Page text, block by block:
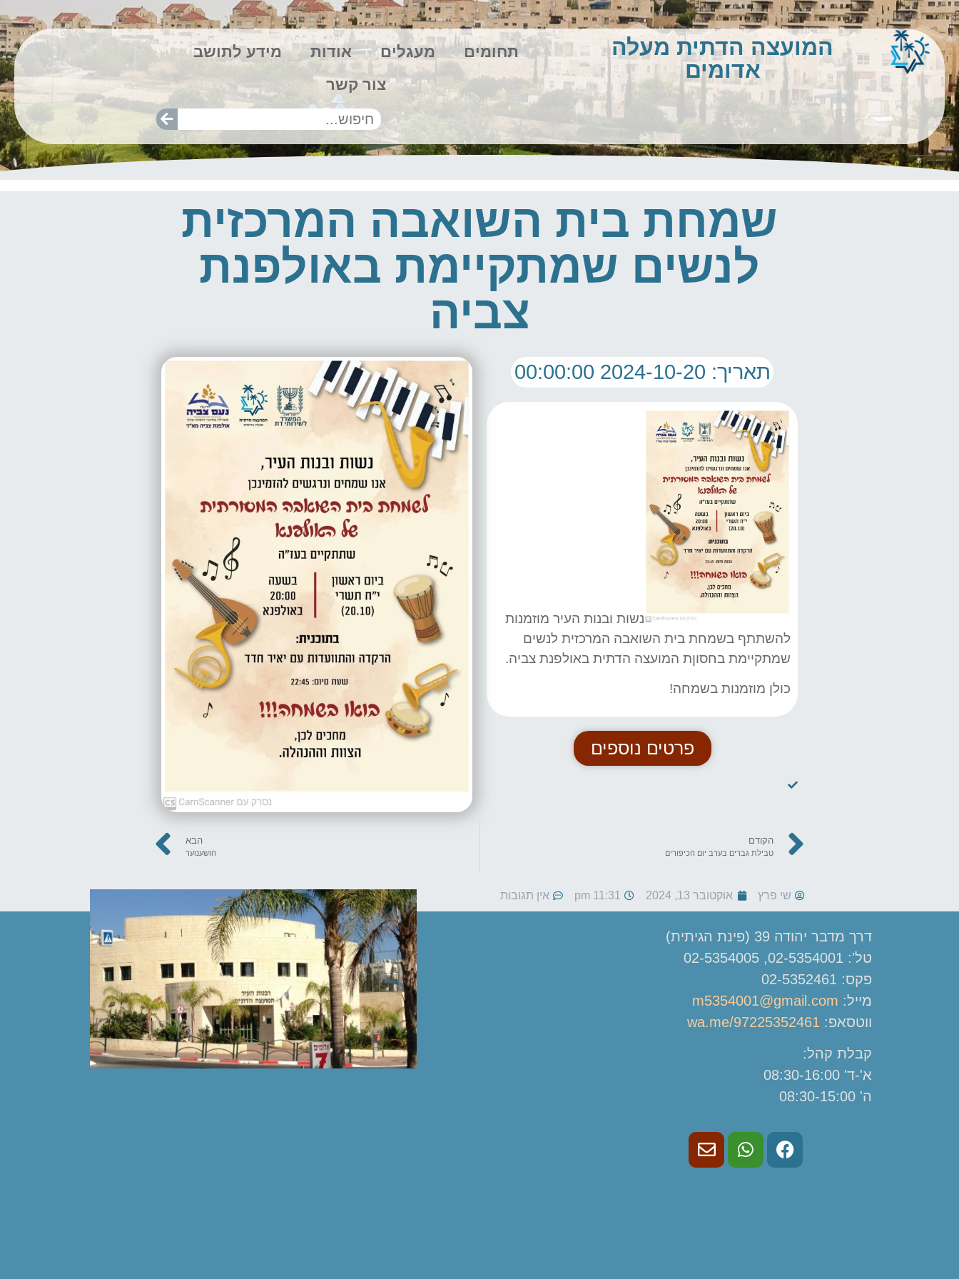
המועצה הדתית מעלה
אדומים
תחומים מעגלים אודות
מידע לתושב
צור קשר
שמחת בית השואבה המרכזית
לנשים שמתקיימת באולפנת
צביה
תאריך: 2024-10-20 00:00:00
נשות ובנות העיר מוזמנות
להשתתף בשמחת בית השואבה המרכזית לנשים
שמתקיימת בחסוןת המועצה הדתית באולפנת צביה.
כולן מוזמנות בשמחה!
פרטים נוספים
הקודם
טבילת גברים בערב יום הכיפורים
הבא
הושענוער
שי פרץ אוקטובר 13, 2024 11:31 pm אין תגובות
דרך מדבר יהודה 39 (פינת הגיתית)
טל': 02-5354001, 02-5354005
פקס: 02-5352461
מייל: m5354001@gmail.com
ווטסאפ: wa.me/97225352461
קבלת קהל:
א'-ד' 08:30-16:00
ה' 08:30-15:00